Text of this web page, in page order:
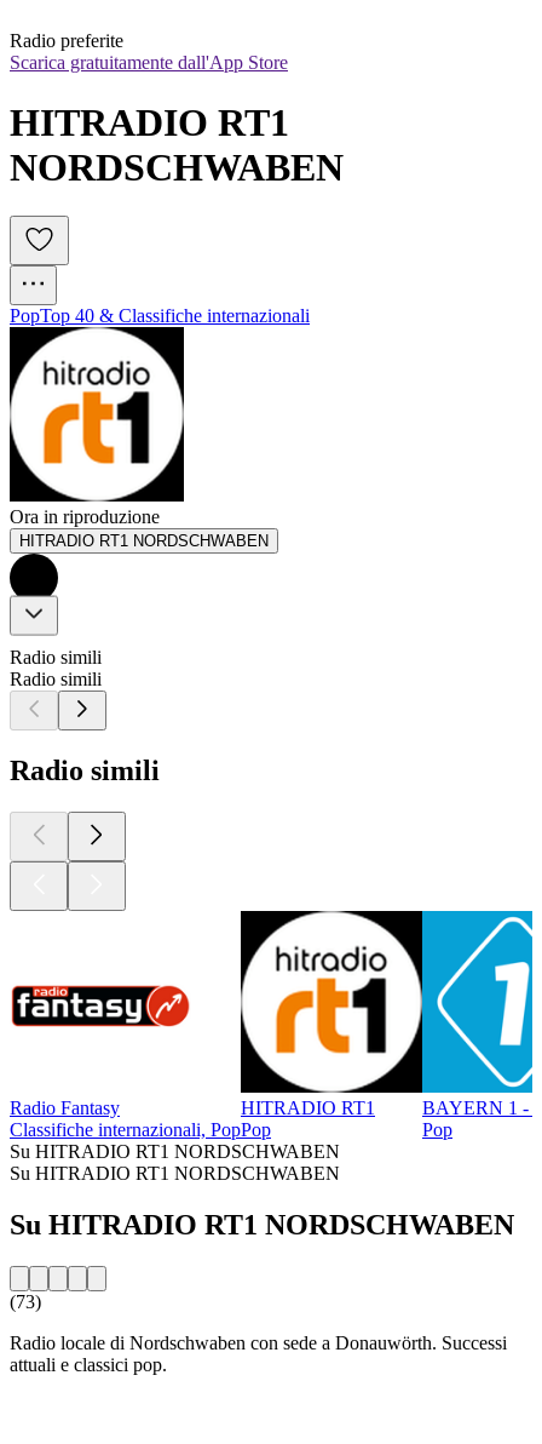
Radio preferite
Scarica gratuitamente dall'App Store
HITRADIO RT1
NORDSCHWABEN
PopTop 40 & Classifiche internazionali
Ora in riproduzione
HITRADIO RT1 NORDSCHWABEN
Radio simili
Radio simili
Radio simili
Radio Fantasy
Classifiche internazionali, Pop
HITRADIO RT1
Pop
BAYERN 1 -
Pop
Su HITRADIO RT1 NORDSCHWABEN
Su HITRADIO RT1 NORDSCHWABEN
Su HITRADIO RT1 NORDSCHWABEN
(73)
Radio locale di Nordschwaben con sede a Donauwörth. Successi
attuali e classici pop.